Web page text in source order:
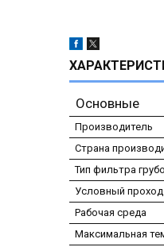
Основные
Производитель
Страна
Тип фильтра
Условный проход
Рабочая среда
Максимальная